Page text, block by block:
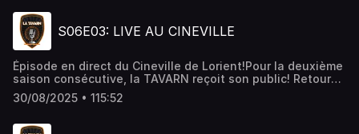
S06E03: LIVE AU CINEVILLE
Épisode en direct du Cineville de Lorient!Pour la deuxième
saison consécutive, la TAVARN reçoit son public! Retour
sur le début de saison, jeux, et surtout interview de la
recrue estivale des Merlus: Noah Cadiou!
30/08/2025 • 115:52